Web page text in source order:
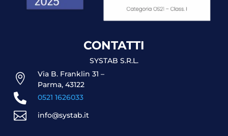
CONTATTI
SYSTAB S.R.L.

Via B. Franklin 31 –
Parma, 43122
 0521 1626033
 info@systab.it